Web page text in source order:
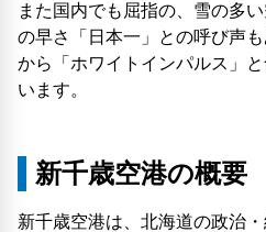
また国内でも屈指の、雪の多
の早さ「日本一」との呼び声
から「ホワイトインパルス」
います。
新千歳空港の概要
新千歳空港は、北海道の政治